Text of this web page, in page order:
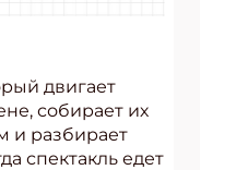
двигает
собирает их
и разбирает
спектакль едет